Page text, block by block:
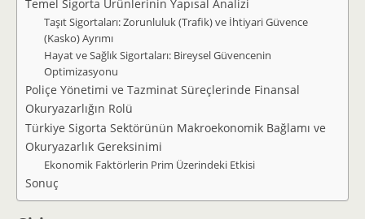
Temel Sigorta Ürünlerinin Yapısal Analizi
Taşıt Sigortaları: Zorunluluk (Trafik) ve İhtiyari Güvence
(Kasko) Ayrımı
Hayat ve Sağlık Sigortaları: Bireysel Güvencenin
Optimizasyonu
Poliçe Yönetimi ve Tazminat Süreçlerinde Finansal
Okuryazarlığın Rolü
Türkiye Sigorta Sektörünün Makroekonomik Bağlamı ve
Okuryazarlık Gereksinimi
Ekonomik Faktörlerin Prim Üzerindeki Etkisi
Sonuç